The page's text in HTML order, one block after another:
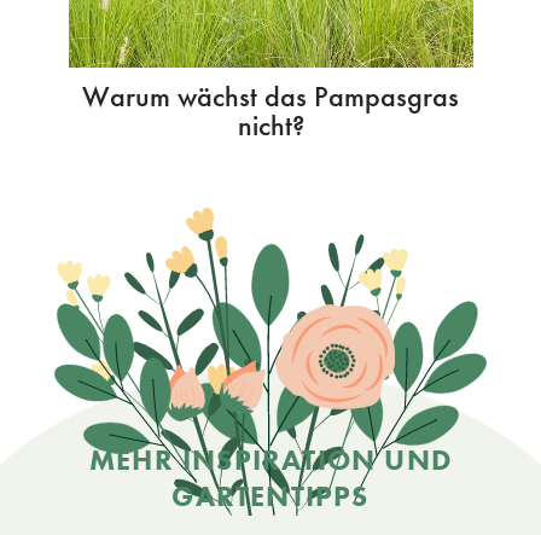
Warum wächst das Pampasgras
nicht?
MEHR INSPIRATION UND
GARTENTIPPS